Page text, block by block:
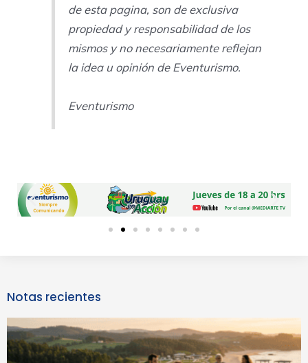
de esta pagina, son de exclusiva
propiedad y responsabilidad de los
mismos y no necesariamente reflejan
la idea u opinión de Eventurismo.
Eventurismo
Previous
slide
Next
slide
Notas recientes